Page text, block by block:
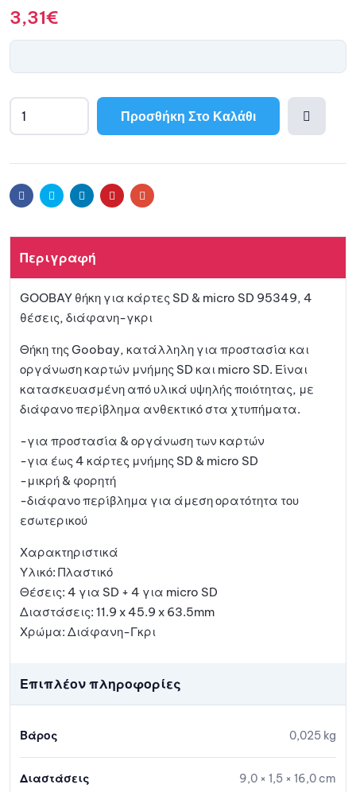
3,31€
Προσθήκη Στο Καλάθι
αγαπη
μένων
FacebookTwitter LinkedinPinterestEmail
Περιγραφή
GOOBAY θήκη για κάρτες SD & micro SD 95349, 4
θέσεις, διάφανη-γκρι
Θήκη της Goobay, κατάλληλη για προστασία και
οργάνωση καρτών μνήμης SD και micro SD. Είναι
κατασκευασμένη από υλικά υψηλής ποιότητας, με
διάφανο περίβλημα ανθεκτικό στα χτυπήματα.
-για προστασία & οργάνωση των καρτών
-για έως 4 κάρτες μνήμης SD & micro SD
-μικρή & φορητή
-διάφανο περίβλημα για άμεση ορατότητα του
εσωτερικού
Χαρακτηριστικά
Υλικό: Πλαστικό
Θέσεις: 4 για SD + 4 για micro SD
Διαστάσεις: 11.9 x 45.9 x 63.5mm
Χρώμα: Διάφανη-Γκρι
Επιπλέον πληροφορίες
Βάρος 0,025 kg
Διαστάσεις 9,0 × 1,5 × 16,0 cm